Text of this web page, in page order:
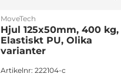
MoveTech
Hjul 125x50mm, 400 kg,
Elastiskt PU, Olika
varianter
Artikelnr: 222104-c